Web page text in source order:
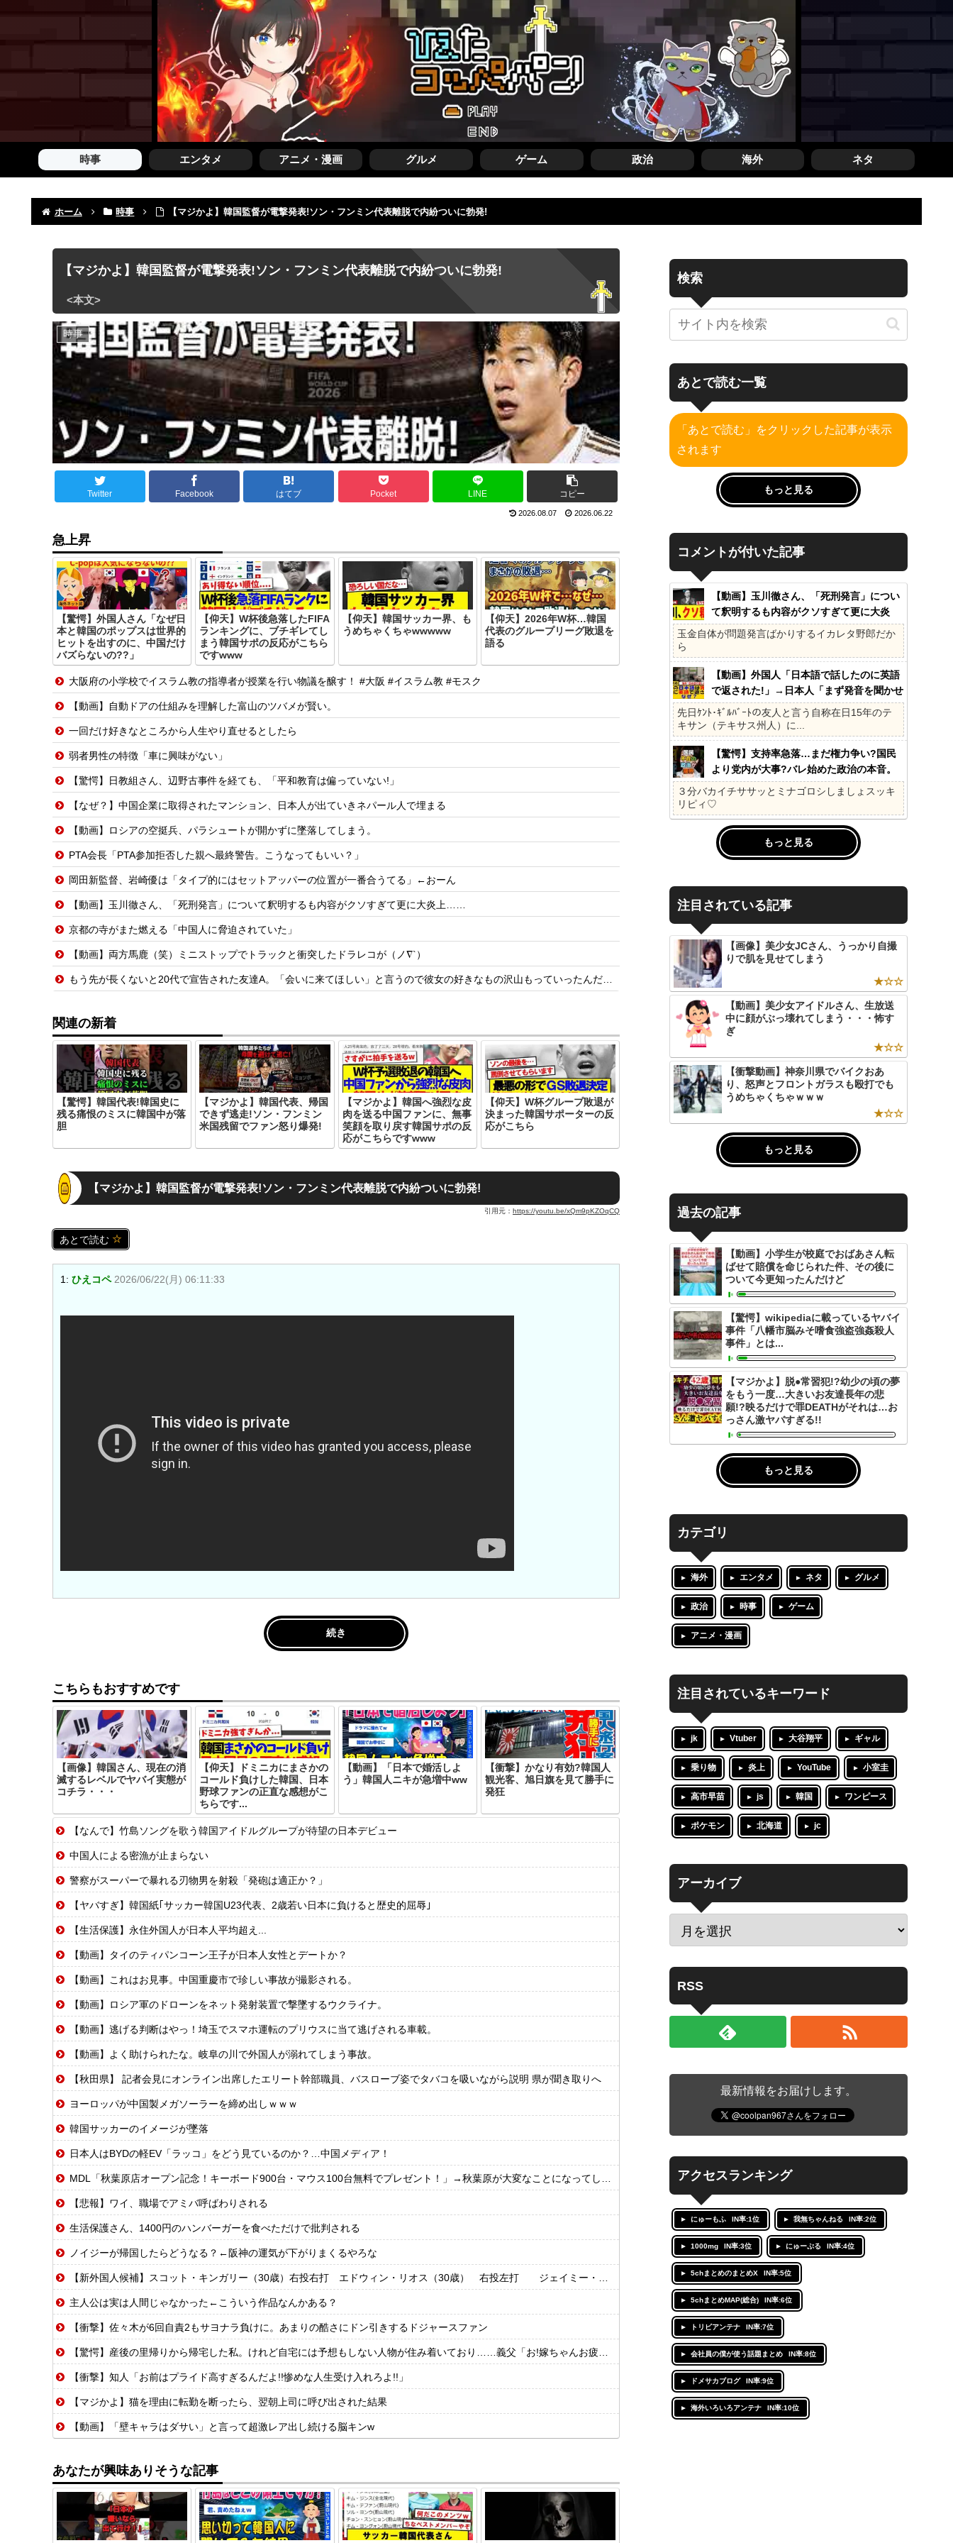
時事 エンタメ アニメ・漫画 グルメ ゲーム 政治 海外 ネタ
ホーム 時事 【マジかよ】韓国監督が電撃発表!ソン・フンミン代表離脱で内紛ついに勃発!
【マジかよ】韓国監督が電撃発表!ソン・フンミン代表離脱で内紛ついに勃発!
時事
Twitter Facebook はてブ Pocket LINE コピー
2026.08.07 2026.06.22
急上昇
【驚愕】外国人さん「なぜ日
本と韓国のポップスは世界的
ヒットを出すのに、中国だけ
バズらないの??」
【仰天】W杯後急落したFIFA
ランキングに、ブチギレてし
まう韓国サポの反応がこちら
ですwww
【仰天】韓国サッカー界、も
うめちゃくちゃwwwww
【仰天】2026年W杯…韓国
代表のグループリーグ敗退を
語る
大阪府の小学校でイスラム教の指導者が授業を行い物議を醸す！ #大阪 #イスラム教 #モスク
【動画】自動ドアの仕組みを理解した富山のツバメが賢い。
一回だけ好きなところから人生やり直せるとしたら
弱者男性の特徴「車に興味がない」
【驚愕】日教組さん、辺野古事件を経ても、「平和教育は偏っていない!」
【なぜ？】中国企業に取得されたマンション、日本人が出ていきネパール人で埋まる
【動画】ロシアの空挺兵、パラシュートが開かずに墜落してしまう。
PTA会長「PTA参加拒否した親へ最終警告。こうなってもいい？」
岡田新監督、岩崎優は「タイプ的にはセットアッパーの位置が一番合うてる」←おーん
【動画】玉川徹さん、「死刑発言」について釈明するも内容がクソすぎて更に大炎上……
京都の寺がまた燃える「中国人に脅迫されていた」
【動画】両方馬鹿（笑）ミニストップでトラックと衝突したドラレコが（ノ∇`）
もう先が長くないと20代で宣告された友達A。「会いに来てほしい」と言うので彼女の好きなもの沢山もっていったんだけど、なんとBが手渡した物は…
関連の新着
【驚愕】韓国代表!韓国史に
残る痛恨のミスに韓国中が落
胆
【マジかよ】韓国代表、帰国
できず逃走!ソン・フンミン
米国残留でファン怒り爆発!
【マジかよ】韓国へ強烈な皮
肉を送る中国ファンに、無事
笑顔を取り戻す韓国サポの反
応がこちらですwww
【仰天】W杯グループ敗退が
決まった韓国サポーターの反
応がこちら
【マジかよ】韓国監督が電撃発表!ソン・フンミン代表離脱で内紛ついに勃発!
引用元： https://youtu.be/xQm9pKZOqCQ
あとで読む
1: ひえコペ 2026/06/22(月) 06:11:33
続き
こちらもおすすめです
【画像】韓国さん、現在の消
滅するレベルでヤバイ実態が
コチラ・・・
【仰天】ドミニカにまさかの
コールド負けした韓国、日本
野球ファンの正直な感想がこ
ちらです...
【動画】「日本で婚活しよ
う」韓国人ニキが急増中ww
【衝撃】かなり有効?韓国人
観光客、旭日旗を見て勝手に
発狂
【なんで】竹島ソングを歌う韓国アイドルグループが待望の日本デビュー
中国人による密漁が止まらない
警察がスーパーで暴れる刃物男を射殺「発砲は適正か？」
【ヤバすぎ】韓国紙｢サッカー韓国U23代表、2歳若い日本に負けると歴史的屈辱｣
【生活保護】永住外国人が日本人平均超え...
【動画】タイのティパンコーン王子が日本人女性とデートか？
【動画】これはお見事。中国重慶市で珍しい事故が撮影される。
【動画】ロシア軍のドローンをネット発射装置で撃墜するウクライナ。
【動画】逃げる判断はやっ！埼玉でスマホ運転のプリウスに当て逃げされる車載。
【動画】よく助けられたな。岐阜の川で外国人が溺れてしまう事故。
【秋田県】 記者会見にオンライン出席したエリート幹部職員、バスローブ姿でタバコを吸いながら説明 県が聞き取りへ
ヨーロッパが中国製メガソーラーを締め出しｗｗｗ
韓国サッカーのイメージが墜落
日本人はBYDの軽EV「ラッコ」をどう見ているのか？…中国メディア！
MDL「秋葉原店オープン記念！キーボード900台・マウス100台無料でプレゼント！」→秋葉原が大変なことになってしまう
【悲報】ワイ、職場でアミバ呼ばわりされる
生活保護さん、1400円のハンバーガーを食べただけで批判される
ノイジーが帰国したらどうなる？←阪神の運気が下がりまくるやろな
【新外国人候補】スコット・キンガリー（30歳）右投右打 エドウィン・リオス（30歳） 右投左打 ジェイミー・ウェストブルック（29歳） 右投右打
主人公は実は人間じゃなかった←こういう作品なんかある？
【衝撃】佐々木が6回自責2もサヨナラ負けに。あまりの酷さにドン引きするドジャースファン
【驚愕】産後の里帰りから帰宅した私。けれど自宅には予想もしない人物が住み着いており……義父「お!嫁ちゃんお疲れ!俺もしばらく厄介になるよ」ギャンブル中毒&借金まみれな義父だった!
【衝撃】知人「お前はプライド高すぎるんだよ!!惨めな人生受け入れろよ!!」
【マジかよ】猫を理由に転勤を断ったら、翌朝上司に呼び出された結果
【動画】「壁キャラはダサい」と言って超激レア出し続ける脳キンw
あなたが興味ありそうな記事
検索
あとで読む一覧
「あとで読む」をクリックした記事が表示
されます
もっと見る
コメントが付いた記事
【動画】玉川徹さん、「死刑発言」につい
て釈明するも内容がクソすぎて更に大炎
上……
玉金自体が問題発言ばかりするイカレタ野郎だか
ら
【動画】外国人「日本語で話したのに英語
で返された!」→日本人「まず発音を聞かせ
ろ」
先日ｹﾝﾄ･ｷﾞﾙﾊﾞｰﾄの友人と言う自称在日15年のテ
キサン（テキサス州人）に...
【驚愕】支持率急落…まだ権力争い?国民
より党内が大事?バレ始めた政治の本音。
41%の衝撃、その理由。選挙しか見てない
の?国民不在の政治が限界!
３分バカイチササッとミナゴロシしましょスッキ
リピィ♡
もっと見る
注目されている記事
【画像】美少女JCさん、うっかり自撮
りで肌を見せてしまう
★☆☆
【動画】美少女アイドルさん、生放送
中に顔がぶっ壊れてしまう・・・怖す
ぎ
★☆☆
【衝撃動画】神奈川県でバイクおあ
り、怒声とフロントガラスも殴打でも
うめちゃくちゃｗｗｗ
★☆☆
もっと見る
過去の記事
【動画】小学生が校庭でおばあさん転
ばせて賠償を命じられた件、その後に
ついて今更知ったんだけど
【驚愕】wikipediaに載っているヤバイ
事件「八幡市脳みそ嗜食強盗強姦殺人
事件」とは...
【マジかよ】脱●常習犯!?幼少の頃の夢
をもう一度…大きいお友達長年の悲
願!?映るだけで罪DEATHがそれは…お
っさん激ヤバすぎる!!
もっと見る
カテゴリ
海外 エンタメ ネタ グルメ
政治 時事 ゲーム
アニメ・漫画
注目されているキーワード
jk Vtuber 大谷翔平 ギャル
乗り物 炎上 YouTube 小室圭
高市早苗 js 韓国 ワンピース
ポケモン 北海道 jc
アーカイブ
RSS
最新情報をお届けします。
アクセスランキング
にゅーもふ IN率:1位 我無ちゃんねる IN率:2位
1000mg IN率:3位 にゅーぷる IN率:4位
5chまとめのまとめX IN率:5位
5chまとめMAP(総合) IN率:6位
トリビアンテナ IN率:7位
会社員の僕が使う話題まとめ IN率:8位
ドメサカブログ IN率:9位
海外いろいろアンテナ IN率:10位